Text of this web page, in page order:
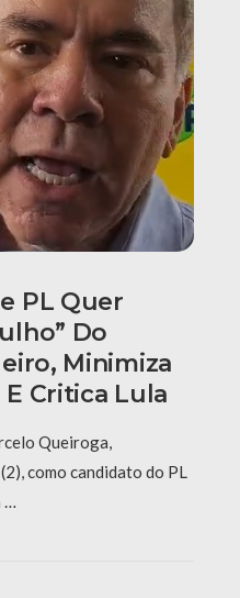
PL Quer
Do
Minimiza
Critica Lula
Queiroga,
como candidato do PL
…